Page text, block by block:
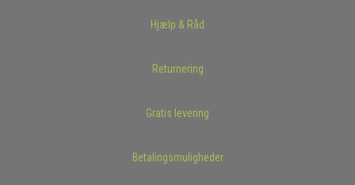
Hjælp & Råd
Returnering
Gratis levering
Betalingsmuligheder